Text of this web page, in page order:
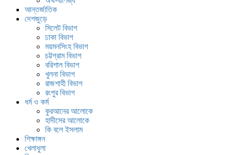
আন্তর্জাতিক
দেশজুড়ে
সিলেট বিভাগ
ঢাকা বিভাগ
ময়মনসিংহ বিভাগ
চট্টগ্রাম বিভাগ
বরিশাল বিভাগ
খুলনা বিভাগ
রাজশাহী বিভাগ
রংপুর বিভাগ
ধর্ম ও কর্ম
কুরআনের আলোকে
হাদীসের আলোকে
কি বলে ইসলাম
শিক্ষাঙ্গন
খেলাধুলা